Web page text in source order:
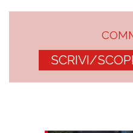
SCRIVI/